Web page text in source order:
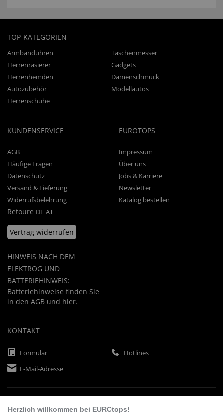
TOP-KATEGORIEN
Armbanduhren
Taschenmesser
Herrenrasierer
Gadgets
Herrenhemden
Damenschmuck
Autozubehör
Modellautos
Herrenschuhe
KUNDENSERVICE
AGB
Häufige Fragen
Datenschutz
Versand & Lieferung
Widerrufsbelehrung
Retoure DE AT
Vertrag widerrufen
HINWEIS NACH DEM
ELEKTROG UND
BATTERIEHINWEIS:
Batteriehinweise finden Sie
in den AGB und hier.
EUROTOPS
Impressum
Über uns
Jobs & Karriere
Newsletter
Katalog bestellen
KONTAKT
Formular
Hotlines
E-Mail-Adresse
Herzlich willkommen bei EUROtops!